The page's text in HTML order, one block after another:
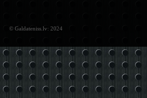
© Galdateniss.lv: 2024